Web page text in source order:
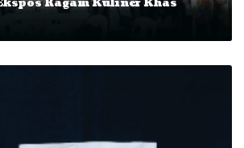
Ragam Kuliner Khas